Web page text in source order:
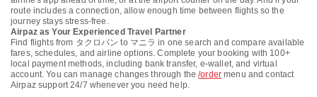
route includes a connection, allow enough time between flights so the
journey stays stress-free.
Airpaz as Your Experienced Travel Partner
Find flights from タクロバン to マニラ in one search and compare available
fares, schedules, and airline options. Complete your booking with 100+
local payment methods, including bank transfer, e-wallet, and virtual
account. You can manage changes through the/order menu and contact
Airpaz support 24/7 whenever you need help.